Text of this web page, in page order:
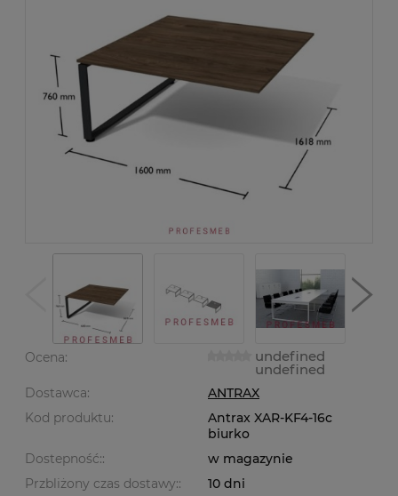
Ocena: undefined
undefined
Dostawca:
ANTRAX
Kod produktu:
Antrax XAR-KF4-16c
biurko
Dostepność::
w magazynie
Przbliżony czas dostawy::
10 dni